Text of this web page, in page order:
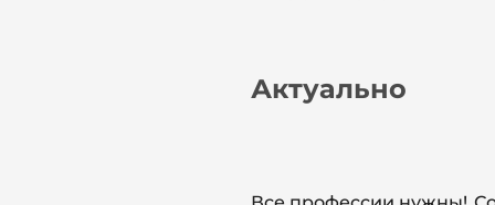
Актуально